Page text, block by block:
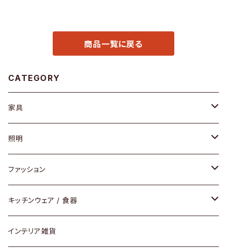
商品一覧に戻る
CATEGORY
家具
ソファ / ベンチ
チェア / スツール
ダイニングセット / ダイニングテーブル
ローテーブル / サイドテーブル
照明
ペンダントライト
テーブルランプ / デスクスタンド
フロアライト
ファッション
アクセサリー
リング
財布
キッチンウェア / 食器
グラス / タンブラー
インテリア雑貨